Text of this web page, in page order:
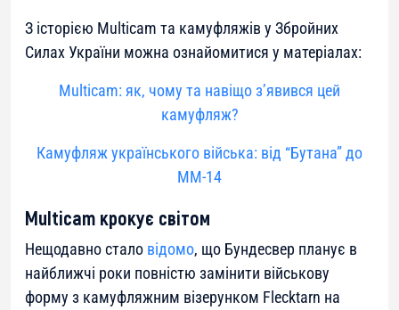
З історією Multicam та камуфляжів у Збройних
Силах України можна ознайомитися у матеріалах:
Multicam: як, чому та навіщо з’явився цей
камуфляж?
Камуфляж українського війська: від “Бутана” до
ММ-14
Multicam крокує світом
Нещодавно стало відомо, що Бундесвер планує в
найближчі роки повністю замінити військову
форму з камуфляжним візерунком Flecktarn на